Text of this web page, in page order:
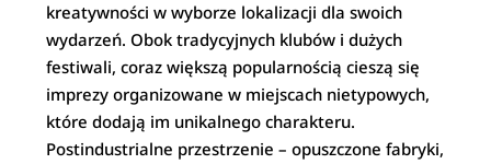
kreatywności w wyborze lokalizacji dla swoich
wydarzeń. Obok tradycyjnych klubów i dużych
festiwali, coraz większą popularnością cieszą się
imprezy organizowane w miejscach nietypowych,
które dodają im unikalnego charakteru.
Postindustrialne przestrzenie – opuszczone fabryki,